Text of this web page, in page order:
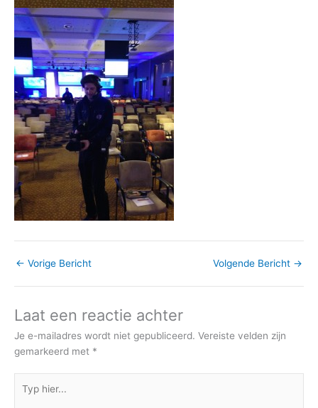
← Vorige Bericht Volgende Bericht →
Laat een reactie achter
Je e-mailadres wordt niet gepubliceerd. Vereiste velden zijn
gemarkeerd met *
hier...